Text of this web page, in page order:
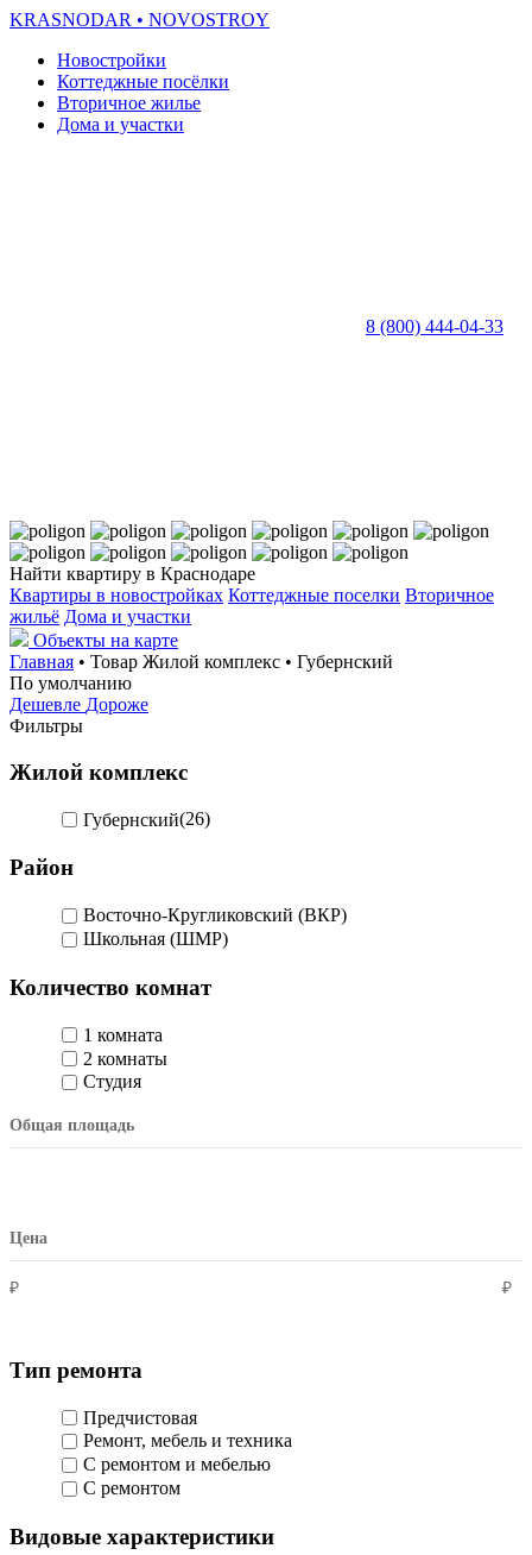
KRASNODAR • NOVOSTROY
Новостройки
Коттеджные посёлки
Вторичное жилье
Дома и участки
8 (800) 444-04-33
Найти квартиру в Краснодаре
Квартиры в новостройках Коттеджные поселки Вторичное
жильё Дома и участки
Объекты на карте
Главная • Товар Жилой комплекс • Губернский
По умолчанию
Дешевле Дороже
Фильтры
Жилой комплекс
Губернский(26)
Район
Восточно-Кругликовский (ВКР)
Школьная (ШМР)
Количество комнат
1 комната
2 комнаты
Студия
Общая площадь
Цена
₽ ₽
Тип ремонта
Предчистовая
Ремонт, мебель и техника
С ремонтом и мебелью
С ремонтом
Видовые характеристики